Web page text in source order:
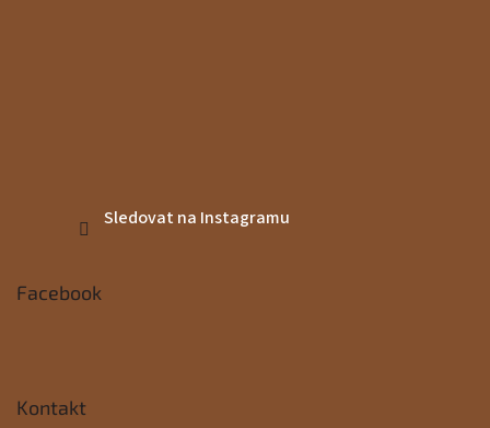
Sledovat na Instagramu
Facebook
Kontakt